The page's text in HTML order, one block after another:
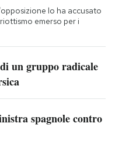
lo ha accusato
emerso per i
un gruppo radicale
spagnole contro